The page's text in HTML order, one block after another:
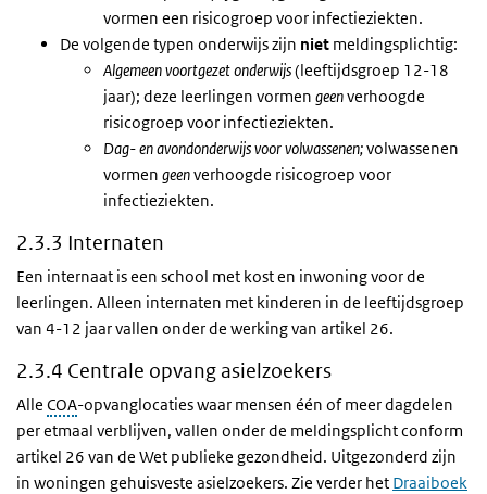
vormen een risicogroep voor infectieziekten.
De volgende typen onderwijs zijn niet meldingsplichtig:
Algemeen voortgezet onderwijs(leeftijdsgroep 12-18
jaar); deze leerlingen vormen geenverhoogde
risicogroep voor infectieziekten.
Dag- en avondonderwijs voor volwassenen;volwassenen
vormen geenverhoogde risicogroep voor
infectieziekten.
2.3.3 Internaten
Een internaat is een school met kost en inwoning voor de
leerlingen. Alleen internaten met kinderen in de leeftijdsgroep
van 4-12 jaar vallen onder de werking van artikel 26.
2.3.4 Centrale opvang asielzoekers
Alle COA-opvanglocaties waar mensen één of meer dagdelen
per etmaal verblijven, vallen onder de meldingsplicht conform
artikel 26 van de Wet publieke gezondheid. Uitgezonderd zijn
in woningen gehuisveste asielzoekers. Zie verder het Draaiboek